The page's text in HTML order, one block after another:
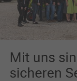
Mit uns
sicheren